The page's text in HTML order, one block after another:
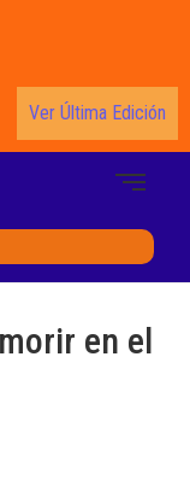
Ver Última Edición
en el